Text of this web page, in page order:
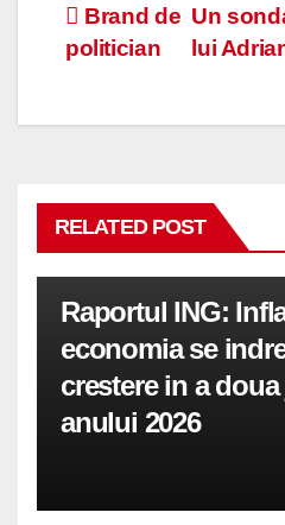
Navigare
în
articole
Un
lui
Brand de
politician
RELATED POST
Raportul ING:
economia se
crestere in a
anului 2026